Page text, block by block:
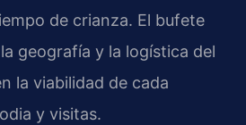
de crianza. El bufete
geografía y la logística del
la viabilidad de cada
y visitas.